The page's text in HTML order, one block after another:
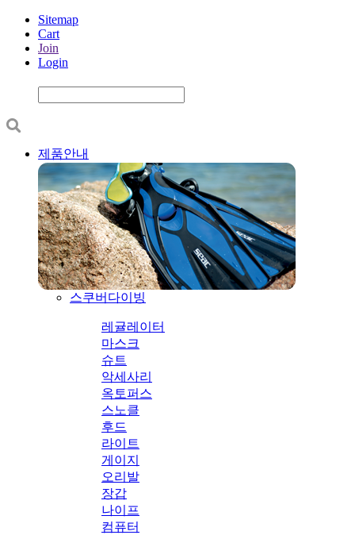
Sitemap
Cart
Join
Login
제품안내
스쿠버다이빙
레귤레이터
마스크
슈트
악세사리
옥토퍼스
스노클
후드
라이트
게이지
오리발
장갑
나이프
컴퓨터